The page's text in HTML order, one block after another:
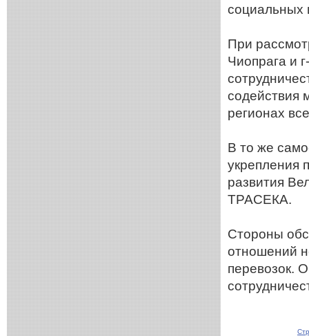
социальных
При
Чиопрага и
содействия
регионах
В то же
укрепления
развития
ТРАСЕКА.
Стороны
отношений
перевозок.